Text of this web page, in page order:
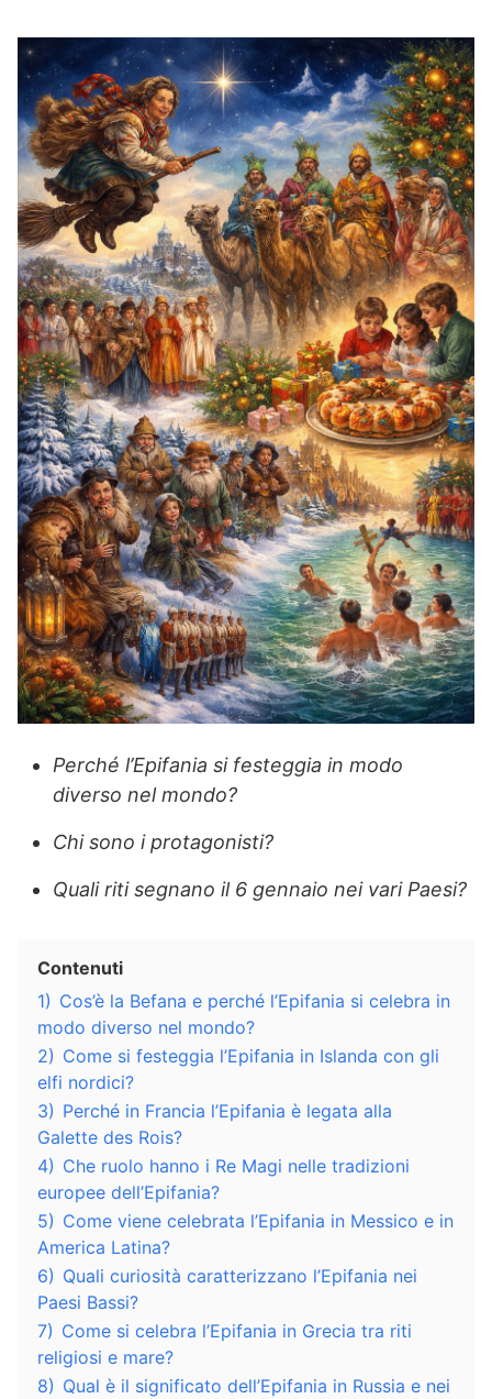
Perché l’Epifania si festeggia in modo
diverso nel mondo?
Chi sono i protagonisti?
Quali riti segnano il 6 gennaio nei vari Paesi?
Contenuti
1) Cos’è la Befana e perché l’Epifania si celebra in
modo diverso nel mondo?
2) Come si festeggia l’Epifania in Islanda con gli
elfi nordici?
3) Perché in Francia l’Epifania è legata alla
Galette des Rois?
4) Che ruolo hanno i Re Magi nelle tradizioni
europee dell’Epifania?
5) Come viene celebrata l’Epifania in Messico e in
America Latina?
6) Quali curiosità caratterizzano l’Epifania nei
Paesi Bassi?
7) Come si celebra l’Epifania in Grecia tra riti
religiosi e mare?
8) Qual è il significato dell’Epifania in Russia e nei